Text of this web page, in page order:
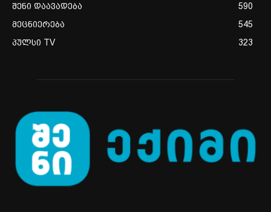
შენი დაავადება
590
მეცნიერება
545
პულსი TV
323